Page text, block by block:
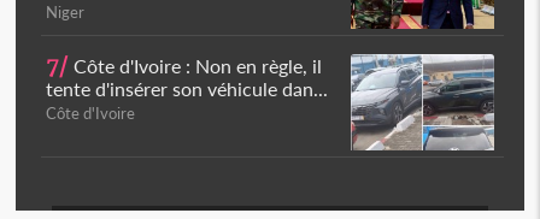
Niger
7/ Côte d'Ivoire : Non en règle, il
tente d'insérer son véhicule dan...
Côte d'Ivoire